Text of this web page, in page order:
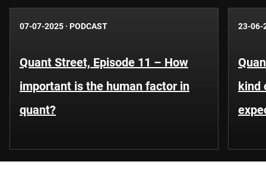
07-07-2025 · PODCAST
Quant Street, Episode 11 – How
important is the human factor in
quant?
23-06-
kind